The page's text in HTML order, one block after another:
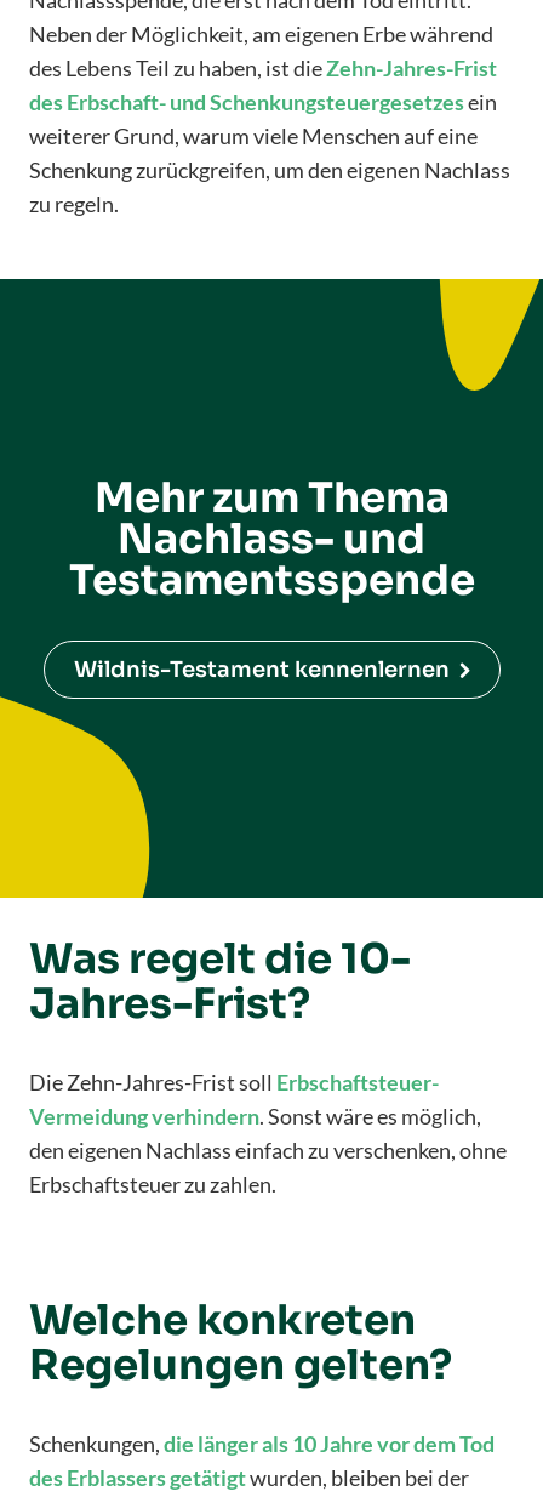
Neben der Möglichkeit, am eigenen Erbe während
des Lebens Teil zu haben, ist dieZehn-Jahres-Frist
des Erbschaft- und Schenkungsteuergesetzesein
weiterer Grund, warum viele Menschen auf eine
Schenkung zurückgreifen, um den eigenen Nachlass
zu regeln.
Mehr zum Thema
Nachlass- und
Testamentsspende
Wildnis-Testament kennenlernen
Was regelt die 10-
Jahres-Frist?
Die Zehn-Jahres-Frist soll Erbschaftsteuer-
Vermeidung verhindern. Sonst wäre es möglich,
den eigenen Nachlass einfach zu verschenken, ohne
Erbschaftsteuer zu zahlen.
Welche konkreten
Regelungen gelten?
Schenkungen,die länger als 10 Jahre vor dem Tod
des Erblassers getätigtwurden, bleiben bei der